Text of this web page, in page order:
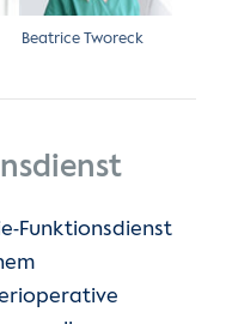
Beatrice Tworeck
Funktionsdienst